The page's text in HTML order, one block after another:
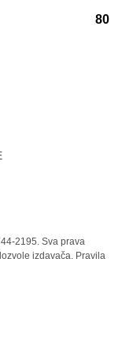
80
2195. Sva prava
izdavača. Pravila